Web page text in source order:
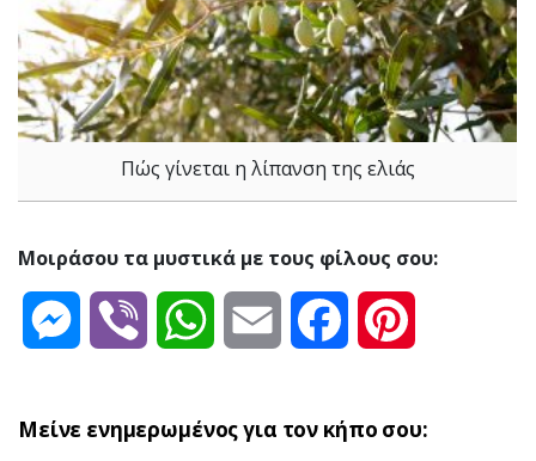
Πώς γίνεται η λίπανση της ελιάς
Μοιράσου τα μυστικά με τους φίλους σου:
Messenger
Viber WhatsAppEmail Facebook
Μείνε ενημερωμένος για τον κήπο σου: